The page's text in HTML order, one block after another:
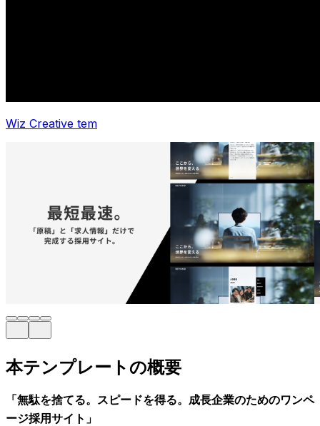
Wiz Creative tem
本テンプレートの概要
「無駄を捨てる。スピードを得る。成長企業のためのワンペ
ージ採用サイト」